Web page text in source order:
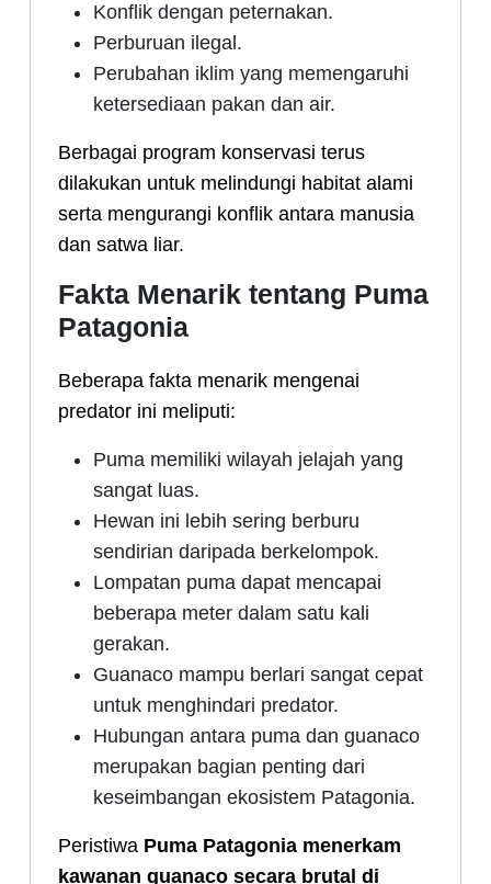
Konflik dengan peternakan.
Perburuan ilegal.
Perubahan iklim yang memengaruhi
ketersediaan pakan dan air.
Berbagai program konservasi terus
dilakukan untuk melindungi habitat alami
serta mengurangi konflik antara manusia
dan satwa liar.
Fakta Menarik tentang Puma
Patagonia
Beberapa fakta menarik mengenai
predator ini meliputi:
Puma memiliki wilayah jelajah yang
sangat luas.
Hewan ini lebih sering berburu
sendirian daripada berkelompok.
Lompatan puma dapat mencapai
beberapa meter dalam satu kali
gerakan.
Guanaco mampu berlari sangat cepat
untuk menghindari predator.
Hubungan antara puma dan guanaco
merupakan bagian penting dari
keseimbangan ekosistem Patagonia.
Peristiwa Puma Patagonia menerkam
kawanan guanaco secara brutal di